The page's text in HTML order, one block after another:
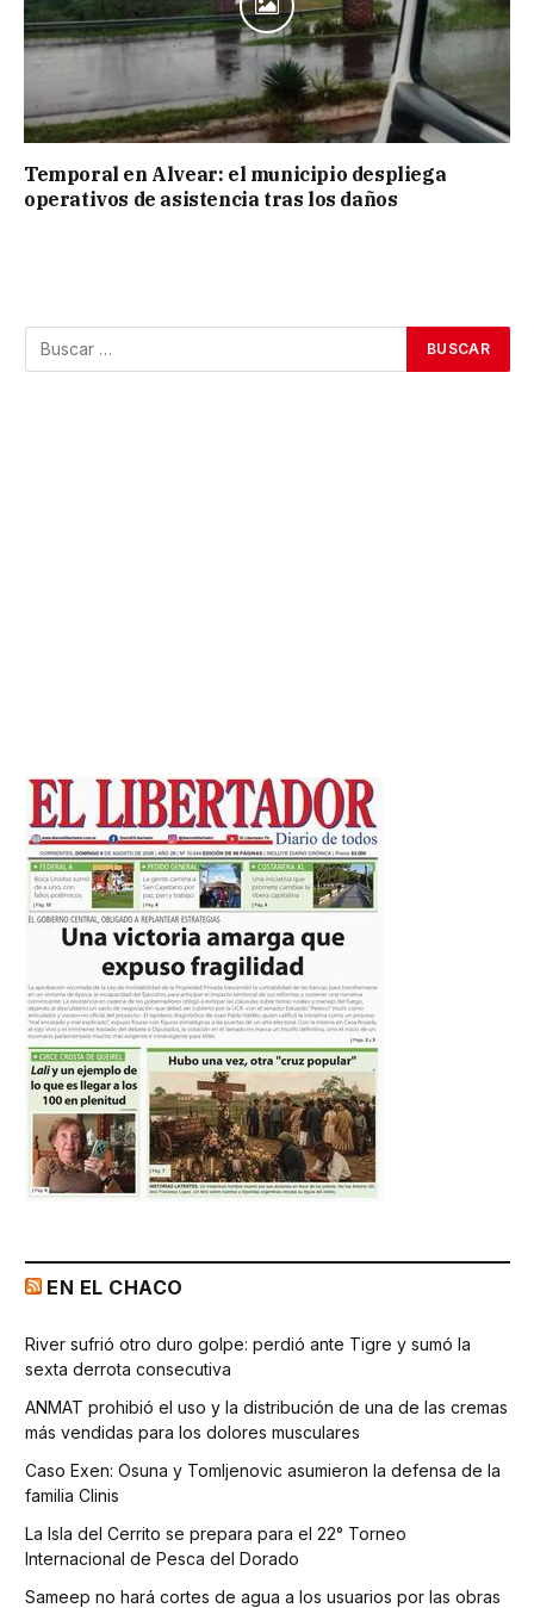
Temporal en Alvear: el municipio despliega
operativos de asistencia tras los daños
EN EL CHACO
River sufrió otro duro golpe: perdió ante Tigre y sumó la
sexta derrota consecutiva
ANMAT prohibió el uso y la distribución de una de las cremas
más vendidas para los dolores musculares
Caso Exen: Osuna y Tomljenovic asumieron la defensa de la
familia Clinis
La Isla del Cerrito se prepara para el 22° Torneo
Internacional de Pesca del Dorado
Sameep no hará cortes de agua a los usuarios por las obras